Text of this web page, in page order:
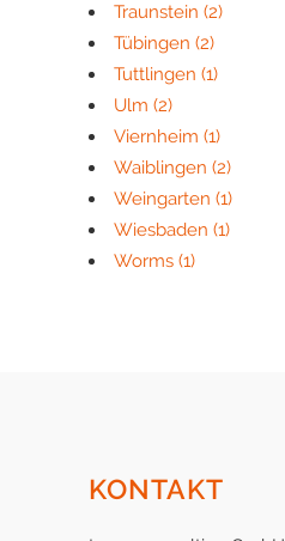
Traunstein (2)
Tübingen (2)
Tuttlingen (1)
Ulm (2)
Viernheim (1)
Waiblingen (2)
Weingarten (1)
Wiesbaden (1)
Worms (1)
KONTAKT